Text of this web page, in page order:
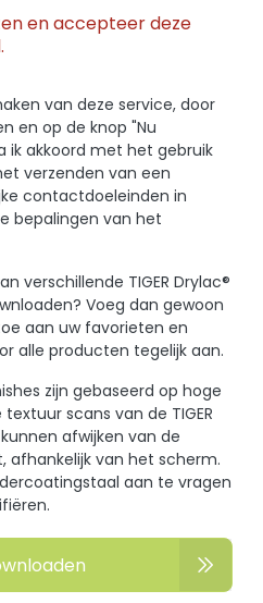
en accepteer deze
van deze service, door
en op de knop "Nu
ik akkoord met het gebruik
verzenden van een
contactdoeleinden in
bepalingen van het
verschillende TIGER Drylac®
Voeg dan gewoon
aan uw favorieten en
alle producten tegelijk aan.
zijn gebaseerd op hoge
scans van de TIGER
afwijken van de
van het scherm.
aan te vragen